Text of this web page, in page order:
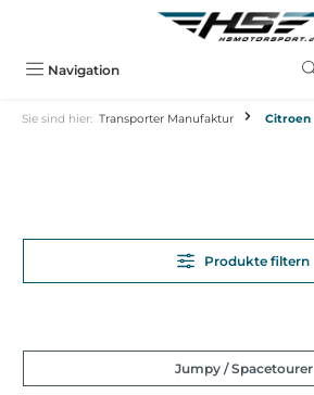
Navigation
Sie sind hier: Transporter Manufaktur Citroen
Produkte filtern
Jumpy / Spacetourer